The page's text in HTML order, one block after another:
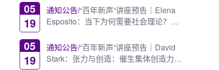
05
19
通知公告/“百年新声”讲座预告｜Elena
Esposito：当下为何需要社会理论？
05
19
通知公告/“百年新声”讲座预告｜David
Stark：张力与创造：催生集体创造力的